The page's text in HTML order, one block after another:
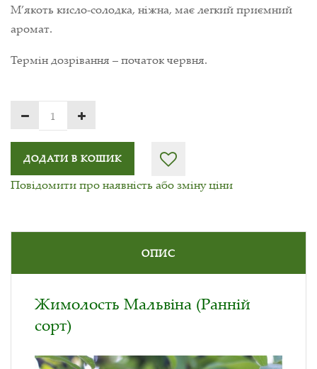
М’якоть кисло-солодка, ніжна, має легкий приємний
аромат.
Термін дозрівання – початок червня.
ДОДАТИ В КОШИК
Повідомити про наявність або зміну ціни
ОПИС
Жимолость Мальвіна (Ранній
сорт)